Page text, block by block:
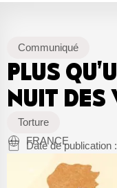
Communiqué
PLUS
NUIT DES
Torture
FRANCE
Date de publication :